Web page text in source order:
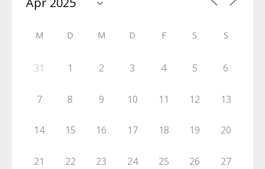
M D M D F S S
31 1 2 3 4 5 6
7 8 9 10 11 12 13
14 15 16 17 18 19 20
21 22 23 24 25 26 27